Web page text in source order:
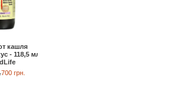
кашля
- 118,5 мл
700 грн.